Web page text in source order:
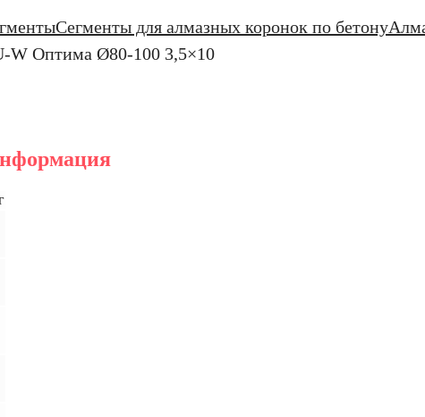
Сегменты для алмазных коронок по бетону
W Оптима Ø80-100 3,5×10